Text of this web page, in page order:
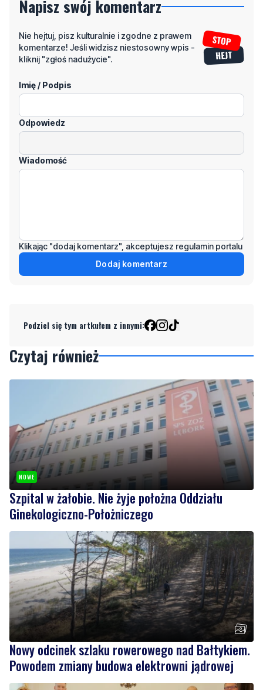
Napisz swój komentarz
Nie hejtuj, pisz kulturalnie i zgodne z prawem
komentarze! Jeśli widzisz niestosowny wpis -
kliknij "zgłoś nadużycie".
Imię / Podpis
Odpowiedz
Wiadomość
Klikając "dodaj komentarz", akceptujesz regulamin portalu
Dodaj komentarz
Podziel się tym artkułem z innymi:
Czytaj również
NOWE
Szpital w żałobie. Nie żyje położna Oddziału
Ginekologiczno-Położniczego
Nowy odcinek szlaku rowerowego nad Bałtykiem.
Powodem zmiany budowa elektrowni jądrowej